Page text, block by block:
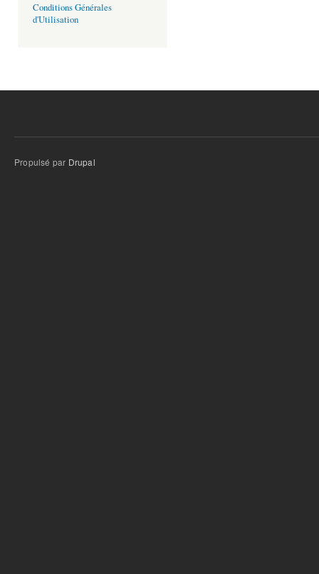
Conditions Générales
d'Utilisation
Propulsé par Drupal